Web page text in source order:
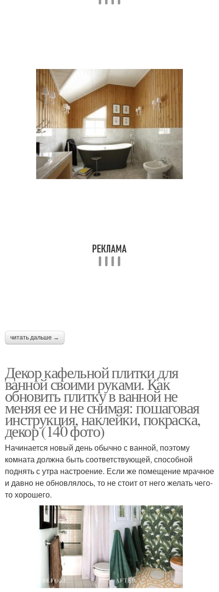
читать дальше →
Декор кафельной плитки для
ванной своими руками. Как
обновить плитку в ванной не
меняя ее и не снимая: пошаговая
инструкция, наклейки, покраска,
декор (140 фото)
Начинается новый день обычно с ванной, поэтому
комната должна быть соответствующей, способной
поднять с утра настроение. Если же помещение мрачное
и давно не обновлялось, то не стоит от него желать чего-
то хорошего.